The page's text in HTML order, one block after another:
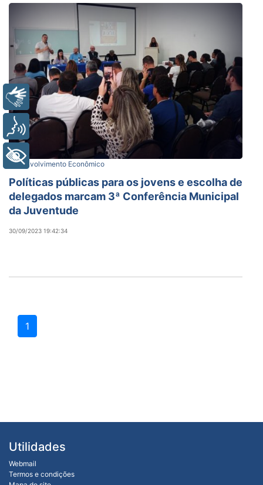
Desenvolvimento Econômico
Políticas públicas para os jovens e escolha de
delegados marcam 3ª Conferência Municipal
da Juventude
30/09/2023 19:42:34
1
Utilidades
Webmail
Termos e condições
Libras
Voz
+ Acessibilidade